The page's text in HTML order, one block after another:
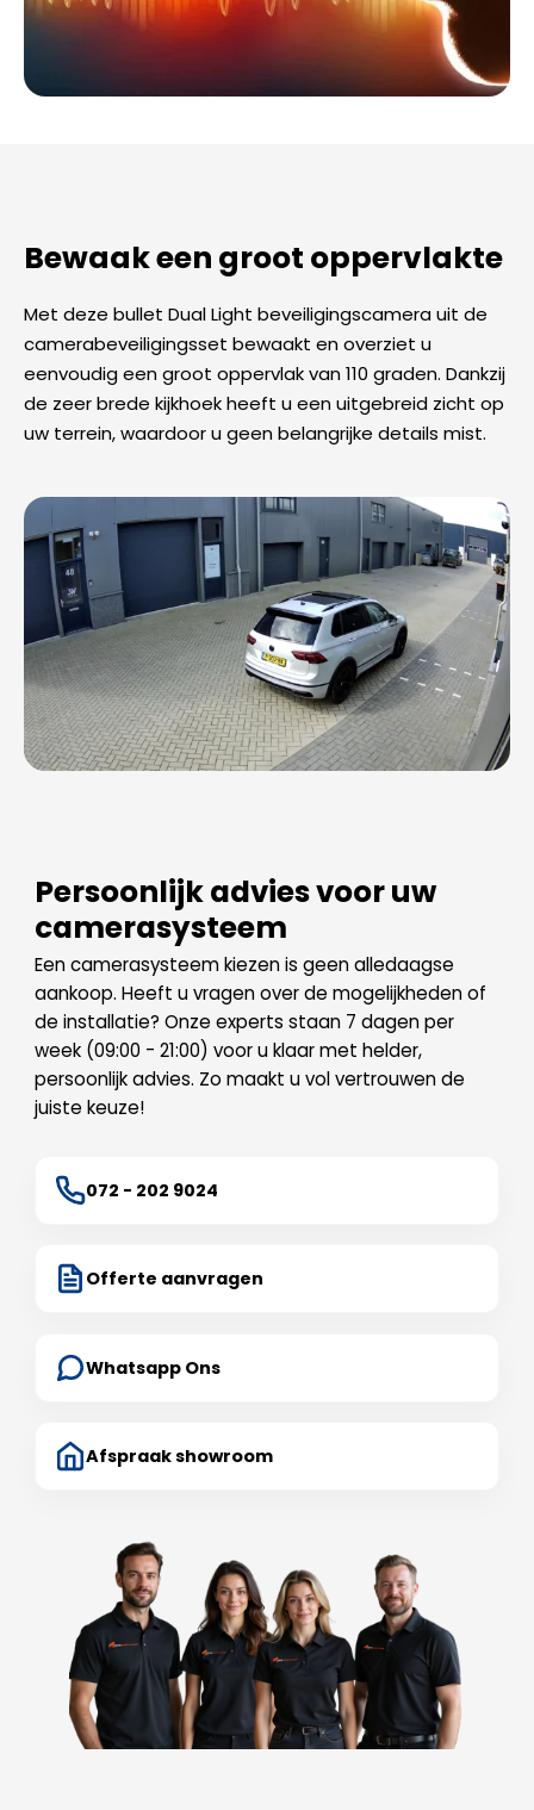
Bewaak een groot oppervlakte
Met deze bullet Dual Light beveiligingscamera uit de
camerabeveiligingsset bewaakt en overziet u
eenvoudig een groot oppervlak van 110 graden. Dankzij
de zeer brede kijkhoek heeft u een uitgebreid zicht op
uw terrein, waardoor u geen belangrijke details mist.
Persoonlijk advies voor uw
camerasysteem
Een camerasysteem kiezen is geen alledaagse
aankoop. Heeft u vragen over de mogelijkheden of
de installatie? Onze experts staan 7 dagen per
week (09:00 - 21:00) voor u klaar met helder,
persoonlijk advies. Zo maakt u vol vertrouwen de
juiste keuze!
072 - 202 9024
Offerte aanvragen
Whatsapp Ons
Afspraak showroom